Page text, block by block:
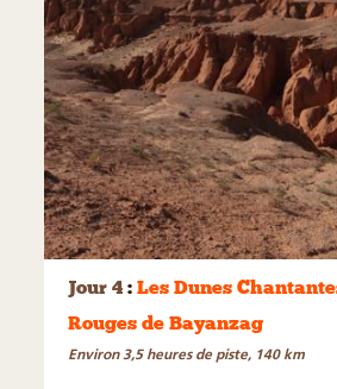
Jour 4 : Les Dunes
Rouges de Bayanzag
Environ 3,5 heures de piste, 140 km